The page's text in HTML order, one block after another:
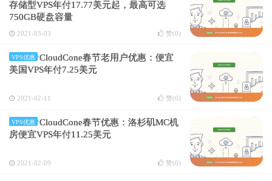
存储型VPS年付17.77美元起，最高可选
750GB硬盘容量
2021-03-03 赞(0)
VPS优惠
CloudCone春节老用户优惠：便宜
美国VPS年付7.25美元
2021-02-11 赞(0)
VPS优惠
CloudCone春节优惠：洛杉矶MC机
房便宜VPS年付11.25美元
2021-02-09 赞(0)